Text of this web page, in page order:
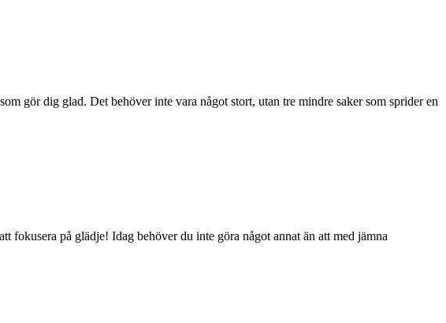
gör dig glad. Det behöver inte vara något stort, utan tre mindre saker som sprider en
på glädje! Idag behöver du inte göra något annat än att med jämna